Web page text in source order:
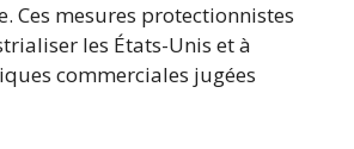
Ces mesures protectionnistes
les États-Unis et à
commerciales jugées